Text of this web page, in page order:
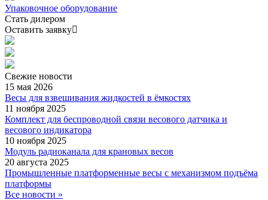
Упаковочное оборудование
Стать дилером
Оставить заявку
Свежие новости
15 мая 2026
Весы для взвешивания жидкостей в ёмкостях
11 ноября 2025
Комплект для беспроводной связи весового датчика и
весового индикатора
10 ноября 2025
Модуль радиоканала для крановых весов
20 августа 2025
Промышленные платформенные весы с механизмом подъёма
платформы
Все новости »